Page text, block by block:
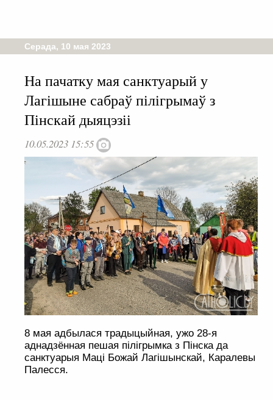
Серада, 10 мая 2023
На пачатку мая санктуарый у
Лагішыне сабраў пілігрымаў з
Пінскай дыяцэзіі
10.05.2023 15:55
8 мая адбылася традыцыйная, ужо 28-я
аднадзённая пешая пілігрымка з Пінска да
санктуарыя Маці Божай Лагішынскай, Каралевы
Палесся.